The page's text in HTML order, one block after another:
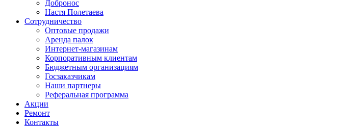
Добронос
Настя Полетаева
Сотрудничество
Оптовые продажи
Аренда палок
Интернет-магазинам
Корпоративным клиентам
Бюджетным организациям
Госзаказчикам
Наши партнеры
Реферальная программа
Акции
Ремонт
Контакты